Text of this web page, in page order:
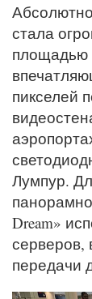
стала
площадью
пикселей
Лумпур.
Dream»
серверов,
передачи